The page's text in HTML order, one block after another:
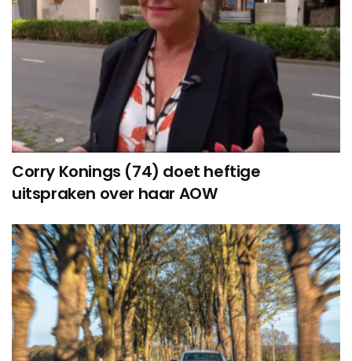
Corry Konings (74) doet heftige
uitspraken over haar AOW